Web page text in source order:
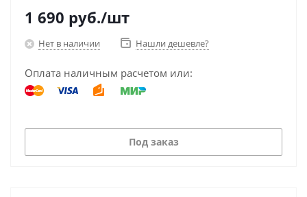
1 690 руб./шт
Нет в наличии Нашли дешевле?
Оплата наличным расчетом или:
Под заказ